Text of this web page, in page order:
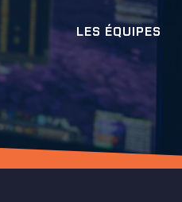
LES ÉQUIPES